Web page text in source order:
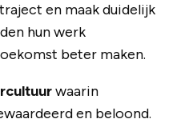
en maak duidelijk
hun werk
beter maken.
waarin
en beloond.